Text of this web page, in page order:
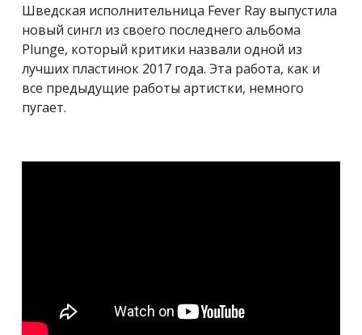
Шведская исполнительница Fever Ray выпустила
новый сингл из своего последнего альбома
Plunge, который критики назвали одной из
лучших пластинок 2017 года. Эта работа, как и
все предыдущие работы артистки, немного
пугает.